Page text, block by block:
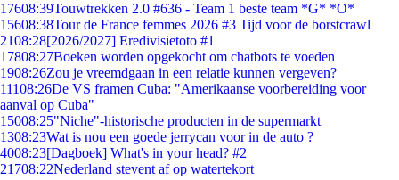
17608:39Touwtrekken 2.0 #636 - Team 1 beste team *G* *O*
15608:38Tour de France femmes 2026 #3 Tijd voor de borstcrawl
2108:28[2026/2027] Eredivisietoto #1
17808:27Boeken worden opgekocht om chatbots te voeden
1908:26Zou je vreemdgaan in een relatie kunnen vergeven?
11108:26De VS framen Cuba: "Amerikaanse voorbereiding voor
aanval op Cuba"
15008:25"Niche"-historische producten in de supermarkt
1308:23Wat is nou een goede jerrycan voor in de auto ?
4008:23[Dagboek] What's in your head? #2
21708:22Nederland stevent af op watertekort